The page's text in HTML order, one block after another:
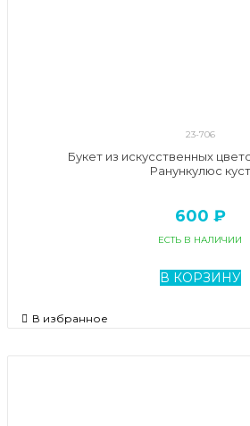
23-706
Букет из искусственных
Ранункулюс куст
600 ₽
ЕСТЬ В НАЛИЧИИ
В КОРЗИНУ
В избранное